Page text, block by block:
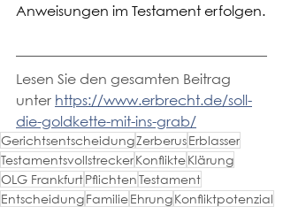
Anweisungen im Testament erfolgen.
Lesen Sie den gesamten Beitrag
unter https://www.erbrecht.de/soll-
die-goldkette-mit-ins-grab/
GerichtsentscheidungZerberusErblasser
TestamentsvollstreckerKonflikteKlärung
OLG FrankfurtPflichtenTestament
EntscheidungFamilieEhrungKonfliktpotenzial